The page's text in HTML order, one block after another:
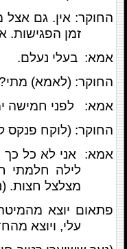
החוקר: אין. גם אצל
זמן הפגישות.
אמא: בעלי נעלם.
החוקר: (לאמא) מתי?
אמא: לפני חמישה
החוקר: (לוקח פנקס
אמא: אני לא כל כך
לילה חלמתי
מצלצל חצות.
פתאום יוצא
עלי, ויוצא